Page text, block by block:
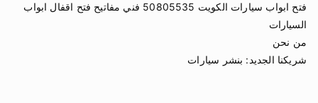
فتح ابواب سيارات الكويت 50805535 فني مفاتيح فتح اقفال ابواب
السيارات
من نحن
شريكنا الجديد: بنشر سيارات